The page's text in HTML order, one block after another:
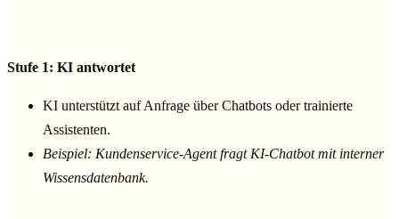
Stufe 1: KI antwortet
KI unterstützt auf Anfrage über Chatbots oder trainierte
Assistenten.
Beispiel: Kundenservice-Agent fragt KI-Chatbot mit interner
Wissensdatenbank.